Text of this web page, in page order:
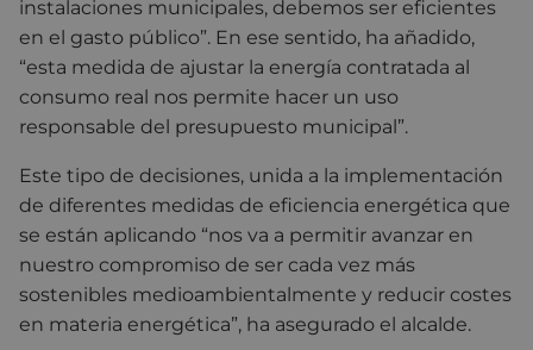
instalaciones municipales, debemos ser eficientes
en el gasto público”. En ese sentido, ha añadido,
“esta medida de ajustar la energía contratada al
consumo real nos permite hacer un uso
responsable del presupuesto municipal”.
Este tipo de decisiones, unida a la implementación
de diferentes medidas de eficiencia energética que
se están aplicando “nos va a permitir avanzar en
nuestro compromiso de ser cada vez más
sostenibles medioambientalmente y reducir costes
en materia energética”, ha asegurado el alcalde.